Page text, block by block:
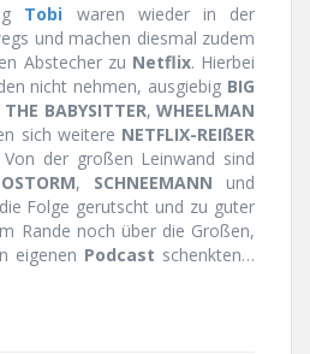
Tobi waren wieder in der
und machen diesmal zudem
Abstecher zu Netflix. Hierbei
nicht nehmen, ausgiebig BIG
THE BABYSITTER, WHEELMAN
sich weitere NETFLIX-REIßER
der großen Leinwand sind
, SCHNEEMANN und
Folge gerutscht und zu guter
Rande noch über die Großen,
eigenen Podcast schenkten…